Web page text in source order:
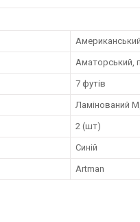
Аматорський,
7 футів
Ламінований
2 (шт)
Синій
Artman